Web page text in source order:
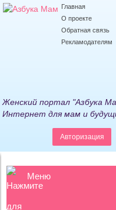
Главная
О проекте
Обратная связь
Рекламодателям
Женский портал "Азбука
Интернет для мам и
Авторизация
Меню